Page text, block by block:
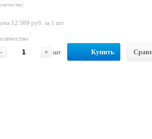
12 588 руб. за 1 шт
-
+ шт Купить